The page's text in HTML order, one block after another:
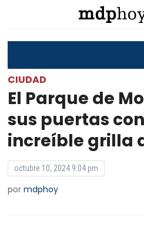
CIUDAD
El Parque de
sus puertas
increíble grilla
octubre 10, 2024 9:04 pm
pormdphoy